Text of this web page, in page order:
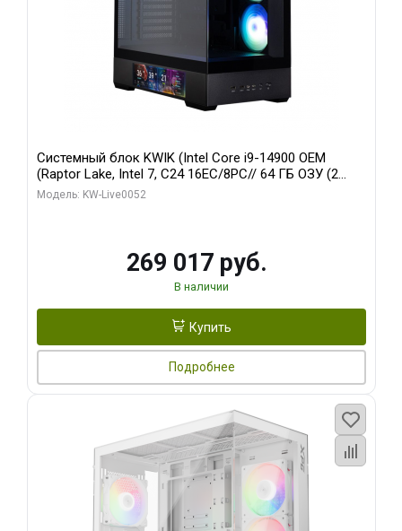
Системный блок KWIK (Intel Core i9-14900 OEM
(Raptor Lake, Intel 7, C24 16EC/8PC// 64 ГБ ОЗУ (2
модуля)/ Palit RTX5080 GAMINGPRO OC 16GB GDDR7
Модель: KW-Live0052
269 017 руб.
В наличии
Купить
Подробнее